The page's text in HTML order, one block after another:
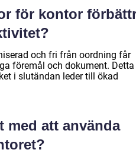
för kontor
och fri från oordning får
föremål och dokument. Detta
i slutändan leder till ökad
med att använda